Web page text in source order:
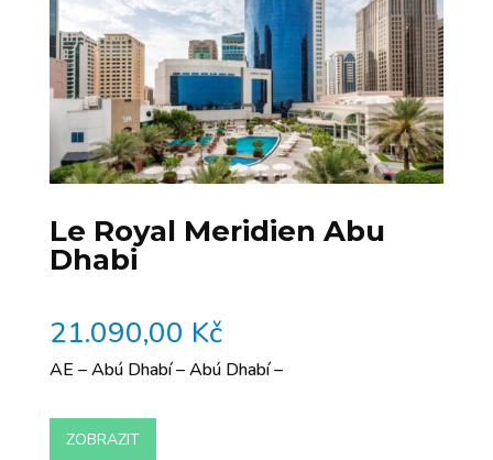
Le Royal Meridien Abu
Dhabi
21.090,00 Kč
AE – Abú Dhabí – Abú Dhabí –
ZOBRAZIT